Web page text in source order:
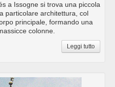
a Issogne si trova una piccola
particolare architettura, col
principale, formando una
colonne.
Leggi tutto